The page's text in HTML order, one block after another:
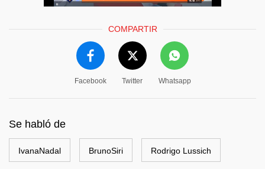
COMPARTIR
Facebook Twitter Whatsapp
Se habló de
IvanaNadal BrunoSiri Rodrigo Lussich